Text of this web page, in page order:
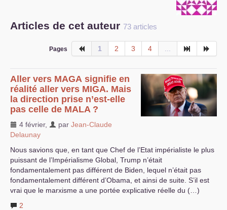
Articles de cet auteur 73 articles
Pages 1 2 3 4
Aller vers MAGA signifie en
réalité aller vers MIGA. Mais
la direction prise n’est-elle
pas celle de MALA ?
4 février, par Jean-Claude
Delaunay
Nous savions que, en tant que Chef de l’Etat impérialiste le plus
puissant de l’Impérialisme Global, Trump n’était
fondamentalement pas différent de Biden, lequel n’était pas
fondamentalement différent d’Obama, et ainsi de suite. S’il est
vrai que le marxisme a une portée explicative réelle du (…)
2